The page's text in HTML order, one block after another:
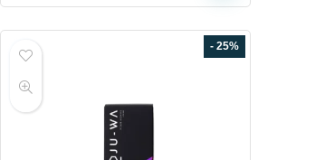
- 25%